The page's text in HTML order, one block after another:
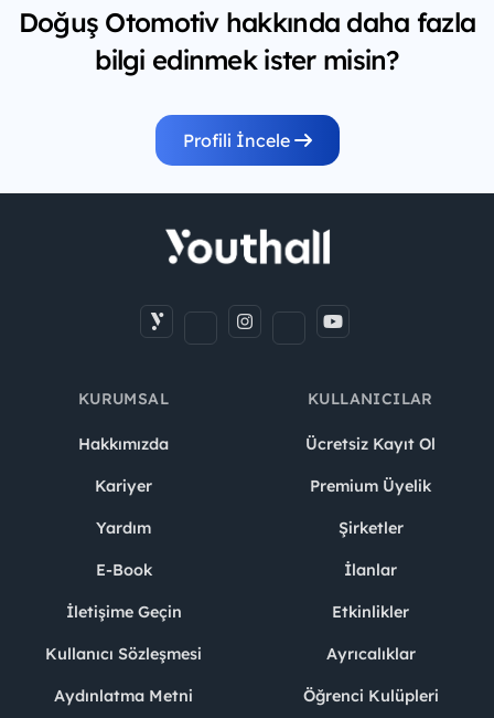
Doğuş Otomotiv hakkında daha fazla
bilgi edinmek ister misin?
Profili İncele
KURUMSAL
Hakkımızda
Kariyer
Yardım
E-Book
İletişime Geçin
Kullanıcı Sözleşmesi
Aydınlatma Metni
KULLANICILAR
Ücretsiz Kayıt Ol
Premium Üyelik
Şirketler
İlanlar
Etkinlikler
Ayrıcalıklar
Öğrenci Kulüpleri